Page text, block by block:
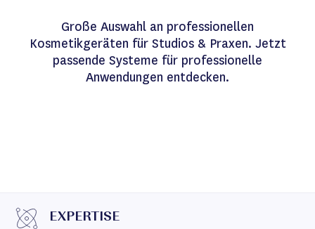
Große Auswahl an professionellen
Kosmetikgeräten für Studios & Praxen. Jetzt
passende Systeme für professionelle
Anwendungen entdecken.
EXPERTISE